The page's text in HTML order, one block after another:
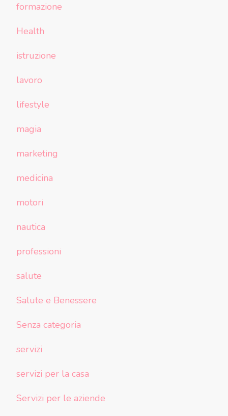
formazione
Health
istruzione
lavoro
lifestyle
magia
marketing
medicina
motori
nautica
professioni
salute
Salute e Benessere
Senza categoria
servizi
servizi per la casa
Servizi per le aziende